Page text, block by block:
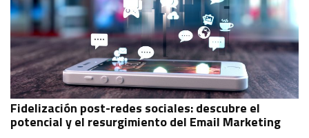
Fidelización post-redes sociales: descubre el
potencial y el resurgimiento del Email Marketing